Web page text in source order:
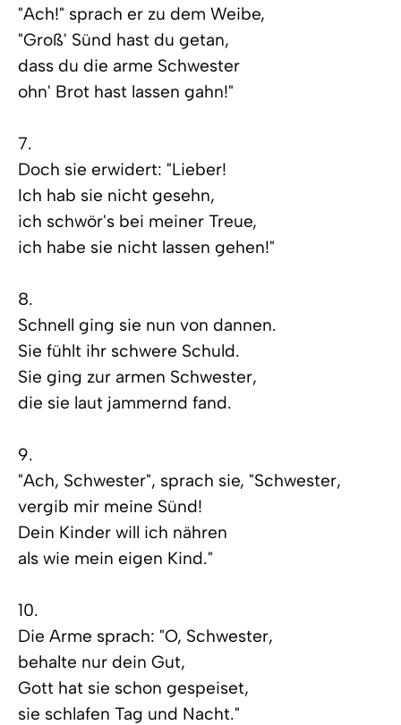
"Ach!" sprach er zu dem Weibe,
"Groß' Sünd hast du getan,
dass du die arme Schwester
ohn' Brot hast lassen gahn!"
7.
Doch sie erwidert: "Lieber!
Ich hab sie nicht gesehn,
ich schwör's bei meiner Treue,
ich habe sie nicht lassen gehen!"
8.
Schnell ging sie nun von dannen.
Sie fühlt ihr schwere Schuld.
Sie ging zur armen Schwester,
die sie laut jammernd fand.
9.
"Ach, Schwester", sprach sie, "Schwester,
vergib mir meine Sünd!
Dein Kinder will ich nähren
als wie mein eigen Kind."
10.
Die Arme sprach: "O, Schwester,
behalte nur dein Gut,
Gott hat sie schon gespeiset,
sie schlafen Tag und Nacht."